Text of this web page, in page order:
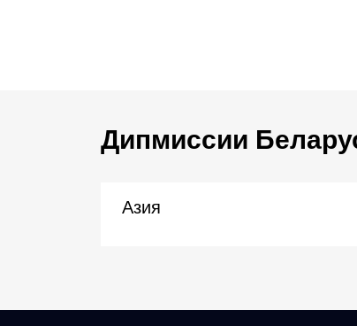
Дипмиссии
Азия